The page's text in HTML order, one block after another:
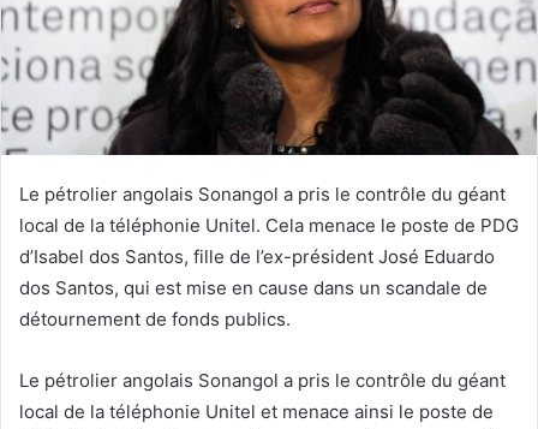
Le pétrolier angolais Sonangol a pris le contrôle du géant
local de la téléphonie Unitel. Cela menace le poste de PDG
d’Isabel dos Santos, fille de l’ex-président José Eduardo
dos Santos, qui est mise en cause dans un scandale de
détournement de fonds publics.
Le pétrolier angolais Sonangol a pris le contrôle du géant
local de la téléphonie Unitel et menace ainsi le poste de